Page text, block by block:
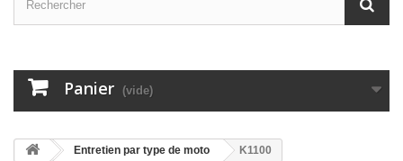
Panier (vide)
>Entretien par type de moto K1100